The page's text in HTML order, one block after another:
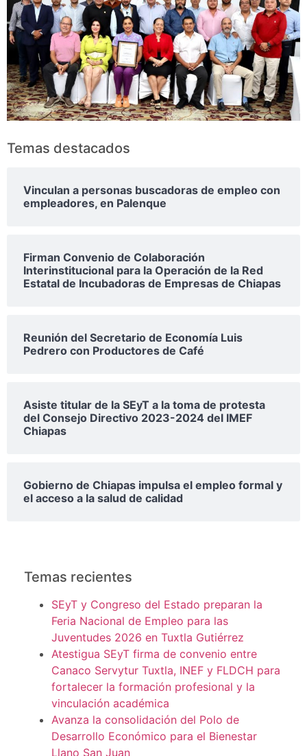
Temas destacados
Vinculan a personas buscadoras de empleo con
empleadores, en Palenque
Firman Convenio de Colaboración
Interinstitucional para la Operación de la Red
Estatal de Incubadoras de Empresas de Chiapas
Reunión del Secretario de Economía Luis
Pedrero con Productores de Café
Asiste titular de la SEyT a la toma de protesta
del Consejo Directivo 2023-2024 del IMEF
Chiapas
Gobierno de Chiapas impulsa el empleo formal y
el acceso a la salud de calidad
Temas recientes
SEyT y Congreso del Estado preparan la
Feria Nacional de Empleo para las
Juventudes 2026 en Tuxtla Gutiérrez
Atestigua SEyT firma de convenio entre
Canaco Servytur Tuxtla, INEF y FLDCH para
fortalecer la formación profesional y la
vinculación académica
Avanza la consolidación del Polo de
Desarrollo Económico para el Bienestar
Llano San Juan